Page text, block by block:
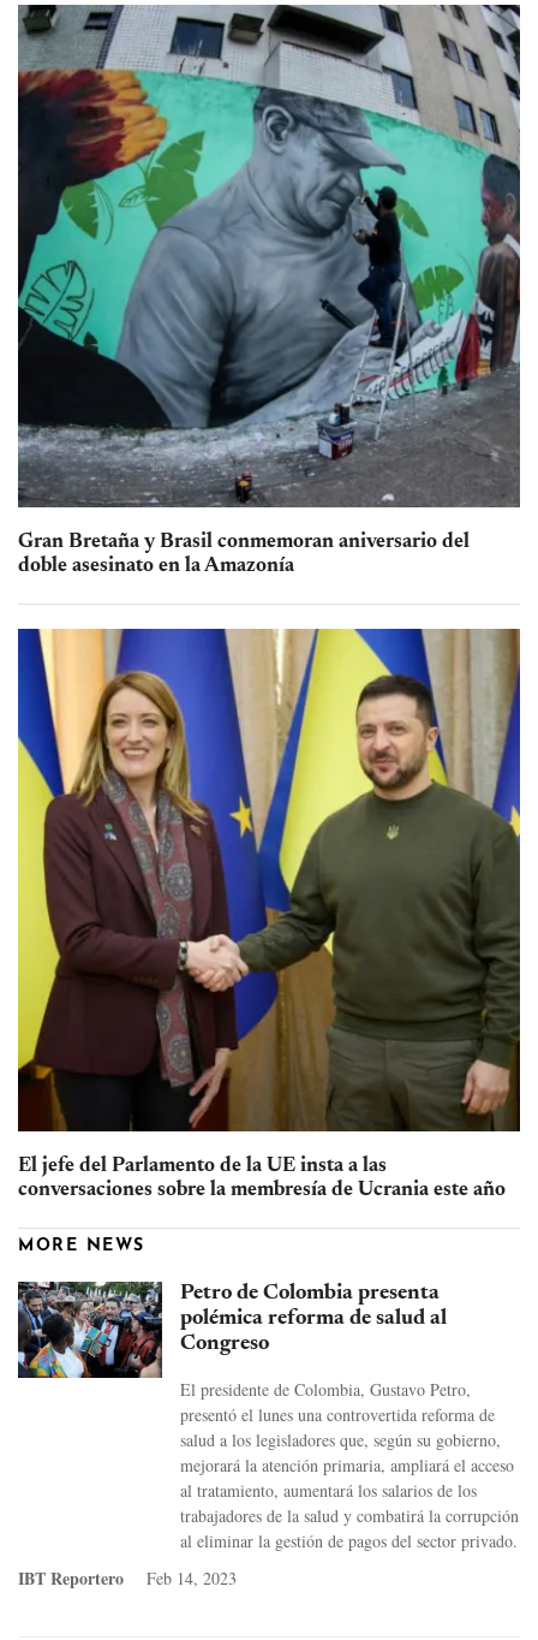
Gran Bretaña y Brasil conmemoran aniversario del
doble asesinato en la Amazonía
El jefe del Parlamento de la UE insta a las
conversaciones sobre la membresía de Ucrania este año
MORE NEWS
Petro de Colombia presenta
polémica reforma de salud al
Congreso
El presidente de Colombia, Gustavo Petro,
presentó el lunes una controvertida reforma de
salud a los legisladores que, según su gobierno,
mejorará la atención primaria, ampliará el acceso
al tratamiento, aumentará los salarios de los
trabajadores de la salud y combatirá la corrupción
al eliminar la gestión de pagos del sector privado.
IBT Reportero Feb 14, 2023